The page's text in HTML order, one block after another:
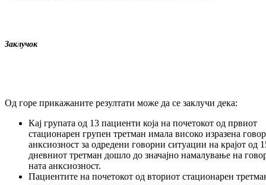
Заклучок
Од горе прикажаните резултати може да се зак­лучи дека:
Кај групата од 13 пациенти која на по­че­то­кот од првиот
стационарен групен трет­ман имала високо изразена
анксиоз­ност за одредени говорни си­туа­ции на крајот од
дневниот третман дош­ло до значајно намалување на
на­та анксиозност.
Пациентите на почетокот од вториот ста­цио­нарен